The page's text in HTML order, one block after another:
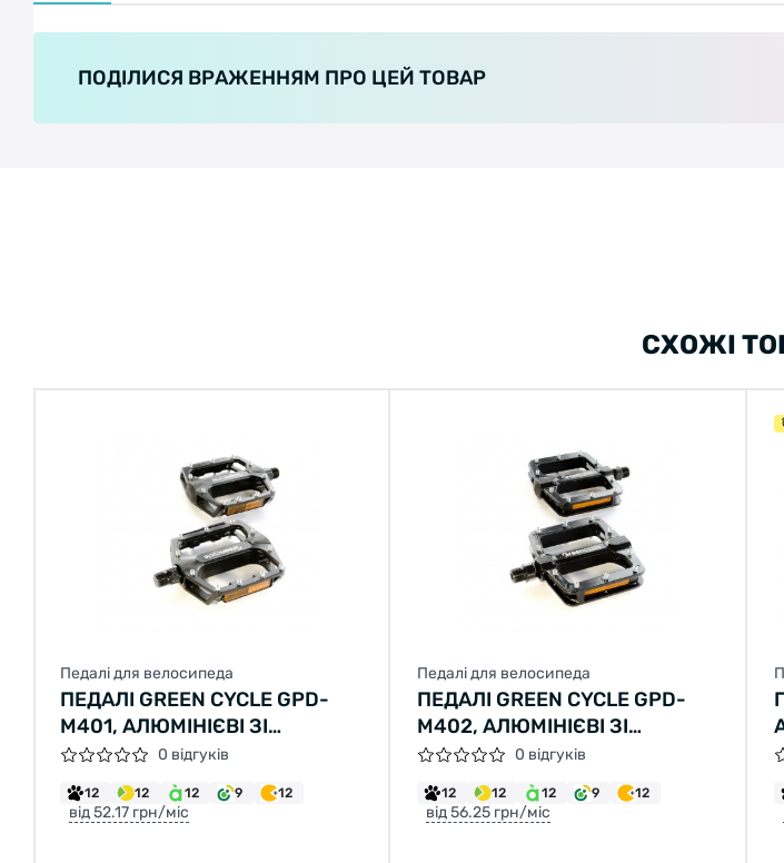
ПОДІЛИСЯ ВРАЖЕННЯМ ПРО ЦЕЙ ТОВАР
СХОЖІ
Педалі для велосипеда
ПЕДАЛІ GREEN CYCLE GPD-
M401, АЛЮМІНІЄВІ ЗІ
СТАЛЕВИМИ ШИПАМИ,
КУЛЬКОВІ ПІДШИПНИКИ, ВІСЬ
9/16" БОРИСТА СТАЛЬ
0 відгуків
12 12 12 9 12
від 52.17 грн/міс
Педалі для велосипеда
ПЕДАЛІ GREEN CYCLE GPD-
M402, АЛЮМІНІЄВІ ЗІ
СТАЛЕВИМИ ШИПАМИ,
КУЛЬКОВІ ПІДШИПНИКИ, ВІСЬ
9/16" БОРИСТА СТАЛЬ
0 відгуків
12 12 12 9 12
від 56.25 грн/міс